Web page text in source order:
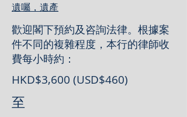
遺囑，遺產
歡迎閣下預約及咨詢法律。根據案
件不同的複雜程度，本行的律師收
費每小時約：
HKD$3,600 (USD$460)
至